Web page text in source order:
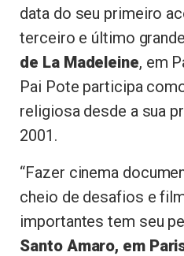
data do seu primeiro
terceiro e último
de La Madeleine, em
Pai Pote participa
religiosa desde a sua
2001.
“Fazer cinema
cheio de desafios e
importantes tem seu
Santo Amaro, em